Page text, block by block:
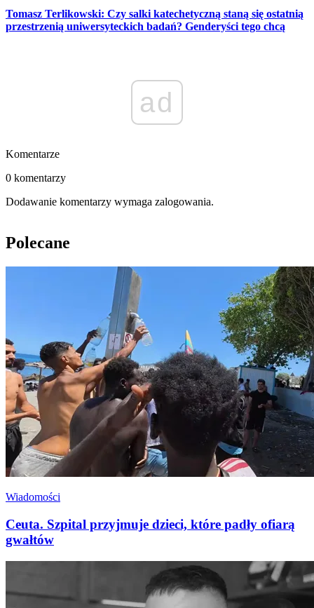
Tomasz Terlikowski: Czy salki katechetyczną staną się ostatnią
przestrzenią uniwersyteckich badań? Genderyści tego chcą
ad
Komentarze
0 komentarzy
Dodawanie komentarzy wymaga zalogowania.
Polecane
Wiadomości
Ceuta. Szpital przyjmuje dzieci, które padły ofiarą
gwałtów